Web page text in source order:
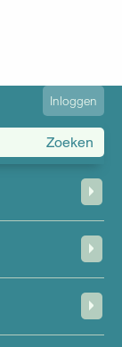
User
account
menu
Inloggen